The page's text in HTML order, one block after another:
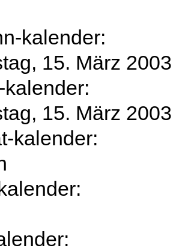
kalender:
15. März 2003
kalender:
15. März 2003
kalender: